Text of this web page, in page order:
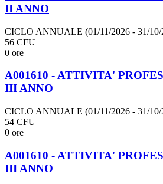
II ANNO
CICLO ANNUALE (01/11/2026 - 31/10/
56 CFU
0 ore
A001610 - ATTIVITA'
III ANNO
CICLO ANNUALE (01/11/2026 - 31/10/
54 CFU
0 ore
A001610 - ATTIVITA'
III ANNO